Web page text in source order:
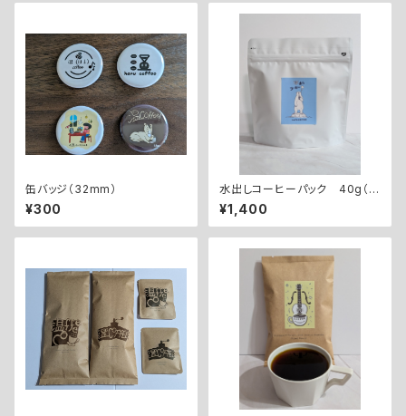
缶バッジ（32mm）
¥300
水出しコーヒーパック 40g（5
00ml用）×3個
¥1,400